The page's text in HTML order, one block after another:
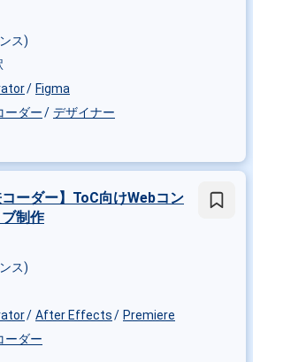
ス)
Figma
ーダー デザイナー
コーダー】ToC向けWebコン
制作
ス)
After Effects
Premiere
ーダー